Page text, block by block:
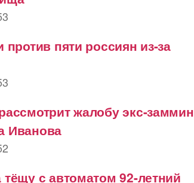
пяти россиян из-за
жалобу экс-
Иванова
с автоматом 92-летний